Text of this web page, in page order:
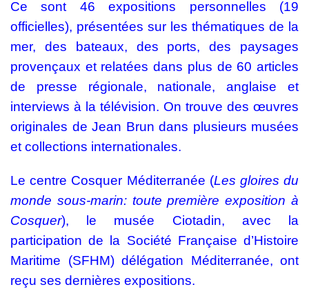
Ce sont 46 expositions personnelles (19
officielles), présentées sur les thématiques de la
mer, des bateaux, des ports, des paysages
provençaux et relatées dans plus de 60 articles
de presse régionale, nationale, anglaise et
interviews à la télévision. On trouve des œuvres
originales de Jean Brun dans plusieurs musées
et collections internationales.
Le centre Cosquer Méditerranée (Les gloires du
monde sous-marin: toute première exposition à
Cosquer), le musée Ciotadin, avec la
participation de la Société Française d’Histoire
Maritime (SFHM) délégation Méditerranée, ont
reçu ses dernières expositions.